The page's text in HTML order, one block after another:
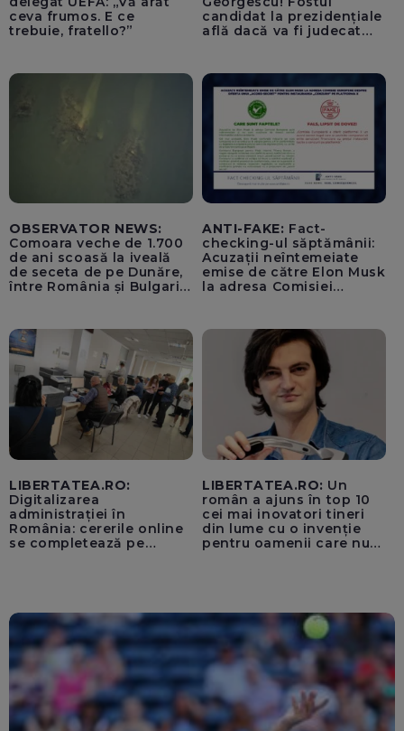
ceva frumos. E ce
trebuie, fratello?”
candidat la prezidențiale
află dacă va fi judecat
OBSERVATOR NEWS:
Comoara veche de 1.700
de ani scoasă la iveală
de seceta de pe Dunăre,
între România și Bulgaria.
ANTI-FAKE: Fact-
checking-ul săptămânii:
Acuzații neîntemeiate
emise de către Elon Musk
la adresa Comisiei
pentru instaurarea
„cenzurii” pe platforma X
LIBERTATEA.RO:
Digitalizarea
administrației în
România: cererile online
se completează pe
LIBERTATEA.RO: Un
român a ajuns în top 10
cei mai inovatori tineri
din lume cu o invenție
pentru oamenii care nu